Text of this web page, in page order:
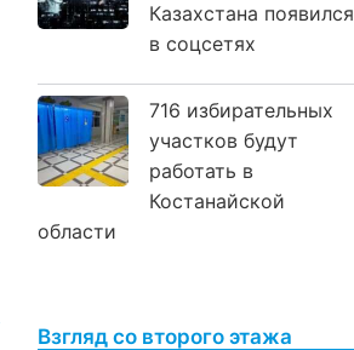
Казахстана появился
в соцсетях
716 избирательных
участков будут
работать в
Костанайской
области
Взгляд со второго этажа